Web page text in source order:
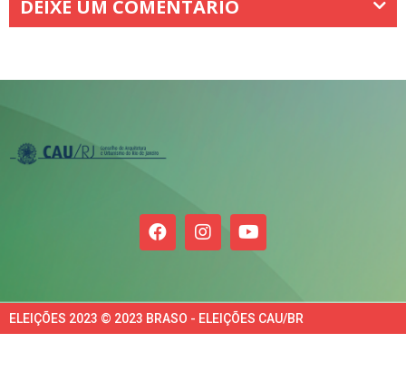
DEIXE UM COMENTÁRIO
ELEIÇÕES 2023 © 2023 BRASO - ELEIÇÕES CAU/BR